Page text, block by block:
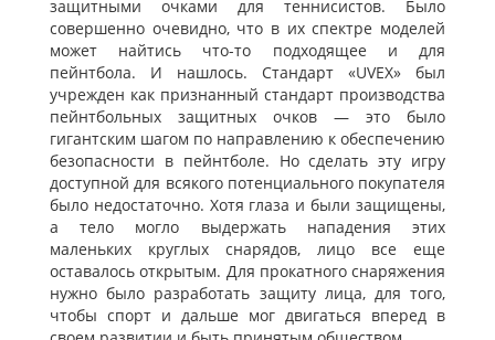
защитными очками для теннисистов. Было
совершенно очевидно, что в их спектре моделей
может найтись что-то подходящее и для
пейнтбола. И нашлось. Стандарт «UVEX» был
учрежден как признанный стандарт производства
пейнтбольных защитных очков — это было
гигантским шагом по направлению к обеспечению
безопасности в пейнтболе. Но сделать эту игру
доступной для всякого потенциального покупателя
было недостаточно. Хотя глаза и были защищены,
а тело могло выдержать нападения этих
маленьких круглых снарядов, лицо все еще
оставалось открытым. Для прокатного снаряжения
нужно было разработать защиту лица, для того,
чтобы спорт и дальше мог двигаться вперед в